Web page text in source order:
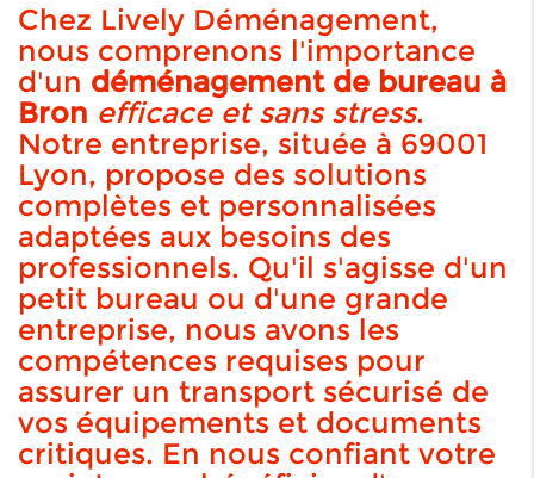
Chez Lively Déménagement,
nous comprenons l'importance
d'un déménagement de bureau à
Bron efficace et sans stress.
Notre entreprise, située à 69001
Lyon, propose des solutions
complètes et personnalisées
adaptées aux besoins des
professionnels. Qu'il s'agisse d'un
petit bureau ou d'une grande
entreprise, nous avons les
compétences requises pour
assurer un transport sécurisé de
vos équipements et documents
critiques. En nous confiant votre